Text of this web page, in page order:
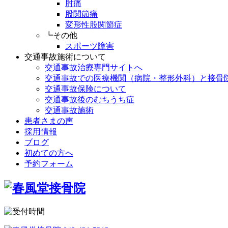
肘痛
股関節痛
変形性股関節症
┗その他
スポーツ障害
交通事故施術について
交通事故治療専門サイトへ
交通事故での医療機関（病院・整形外科）と接骨
交通事故保険について
交通事故後のむちうち症
交通事故施術
患者さまの声
採用情報
ブログ
初めての方へ
予約フォーム